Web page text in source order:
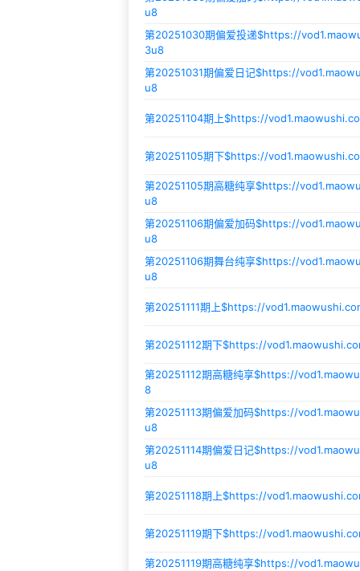
u8
第20251030期偏爱投递$https://
3u8
第20251031期偏爱日记$https://
u8
第20251104期上$https://
第20251105期下$https://
第20251105期高糖纯享$https://
u8
第20251106期偏爱加码$https://
u8
第20251106期舞台纯享$https://
u8
第20251111期上$https://
第20251112期下$https://
第20251112期高糖纯享$https://
8
第20251113期偏爱加码$https://
u8
第20251114期偏爱日记$https://
u8
第20251118期上$https://
第20251119期下$https://
第20251119期高糖纯享$https://